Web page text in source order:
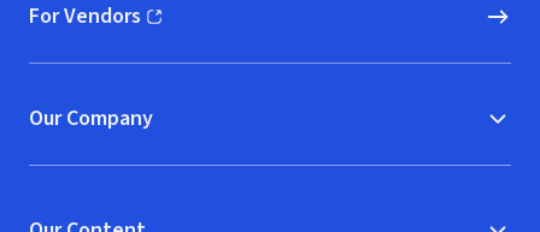
For Vendors
(opens in new window)
Our Company